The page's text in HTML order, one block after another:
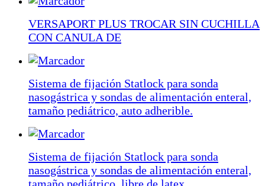
VERSAPORT PLUS TROCAR SIN CUCHILLA
CON CANULA DE
Sistema de fijación Statlock para sonda
nasogástrica y sondas de alimentación enteral,
tamaño pediátrico, auto adherible.
Sistema de fijación Statlock para sonda
nasogástrica y sondas de alimentación enteral,
tamaño pediátrico, libre de latex.